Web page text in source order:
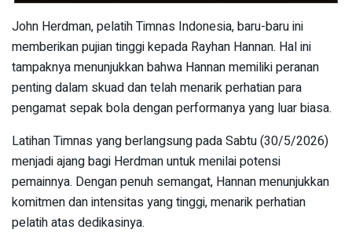
John Herdman, pelatih Timnas Indonesia, baru-baru ini
memberikan pujian tinggi kepada Rayhan Hannan. Hal ini
tampaknya menunjukkan bahwa Hannan memiliki peranan
penting dalam skuad dan telah menarik perhatian para
pengamat sepak bola dengan performanya yang luar biasa.
Latihan Timnas yang berlangsung pada Sabtu (30/5/2026)
menjadi ajang bagi Herdman untuk menilai potensi
pemainnya. Dengan penuh semangat, Hannan menunjukkan
komitmen dan intensitas yang tinggi, menarik perhatian
pelatih atas dedikasinya.